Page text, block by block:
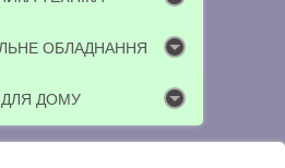
ОБЛАДНАННЯ
ДЛЯ ДОМУ